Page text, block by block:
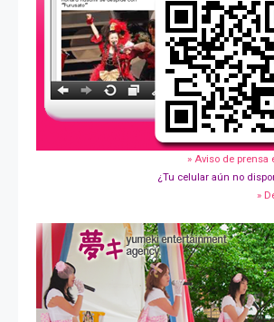
» Aviso de prensa
¿Tu celular aún no
»